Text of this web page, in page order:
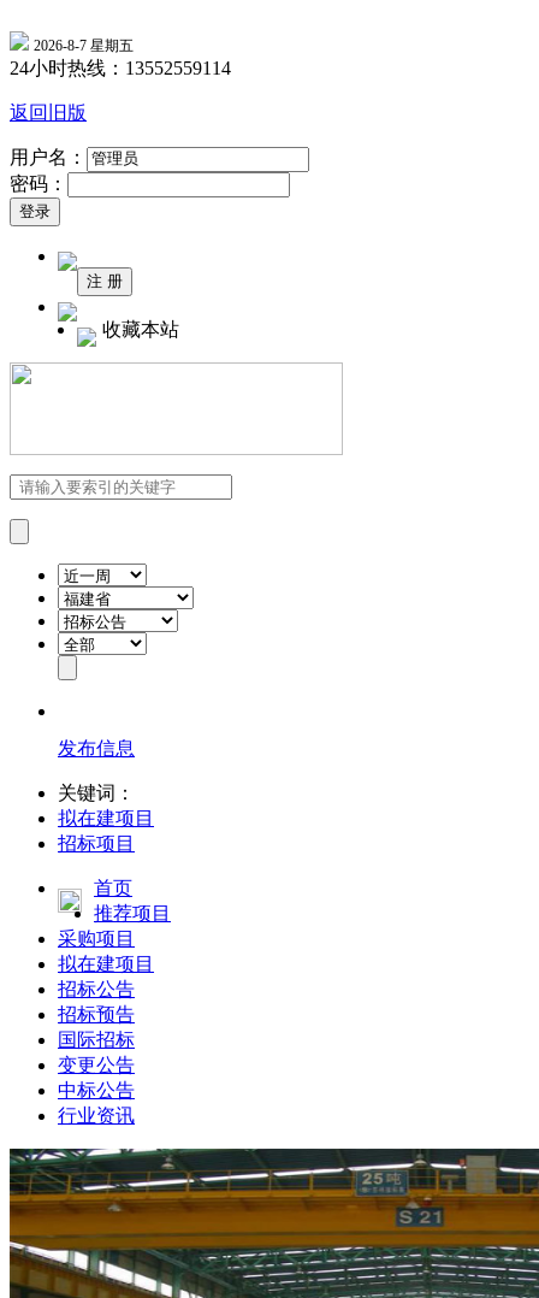
2026-8-7 星期五
24小时热线：13552559114
返回旧版
用户名：
密码：
收藏本站
发布信息
关键词：
拟在建项目
招标项目
首页
推荐项目
采购项目
拟在建项目
招标公告
招标预告
国际招标
变更公告
中标公告
行业资讯